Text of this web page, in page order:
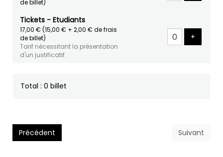
de billet)
Tickets - Etudiants
17,00 € (15,00 € + 2,00 € de frais
de billet)
Tarif nécessitant la présentation
d'un justificatif.
+
Total : 0 billet
Précédent Suivant